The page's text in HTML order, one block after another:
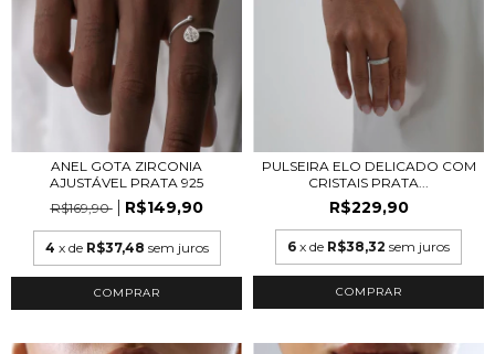
ANEL GOTA ZIRCONIA
AJUSTÁVEL PRATA 925
R$169,90
R$149,90
4 x de R$37,48 sem juros
PULSEIRA ELO DELICADO COM
CRISTAIS PRATA...
R$229,90
6 x de R$38,32 sem juros